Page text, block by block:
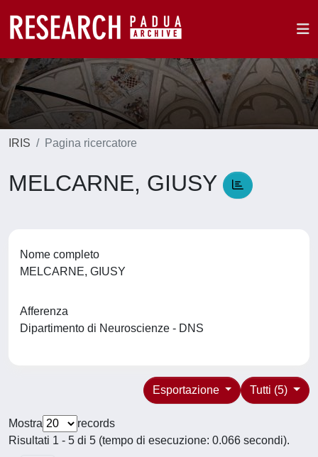
IRIS Pagina ricercatore
MELCARNE, GIUSY
Nome completo
MELCARNE, GIUSY
Afferenza
Dipartimento di Neuroscienze - DNS
Tutti (5)
Esportazione
Mostra
records
Risultati 1 - 5 di 5 (tempo di esecuzione: 0.066 secondi).